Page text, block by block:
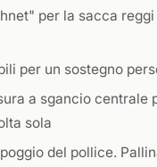
per la sacca
per un sostegno
a sgancio centrale
sola
del pollice.